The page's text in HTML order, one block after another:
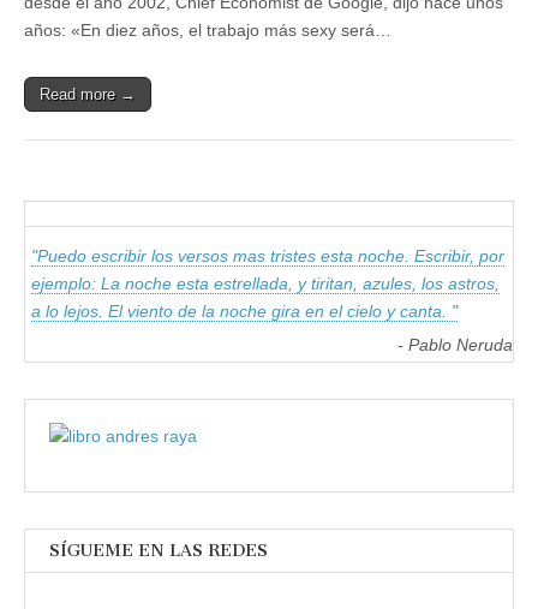
años: «En diez años, el trabajo más sexy será…
Read more →
"Puedo escribir los versos mas tristes esta noche. Escribir, por
ejemplo: La noche esta estrellada, y tiritan, azules, los astros,
a lo lejos. El viento de la noche gira en el cielo y canta. "
- Pablo Neruda
SÍGUEME EN LAS REDES